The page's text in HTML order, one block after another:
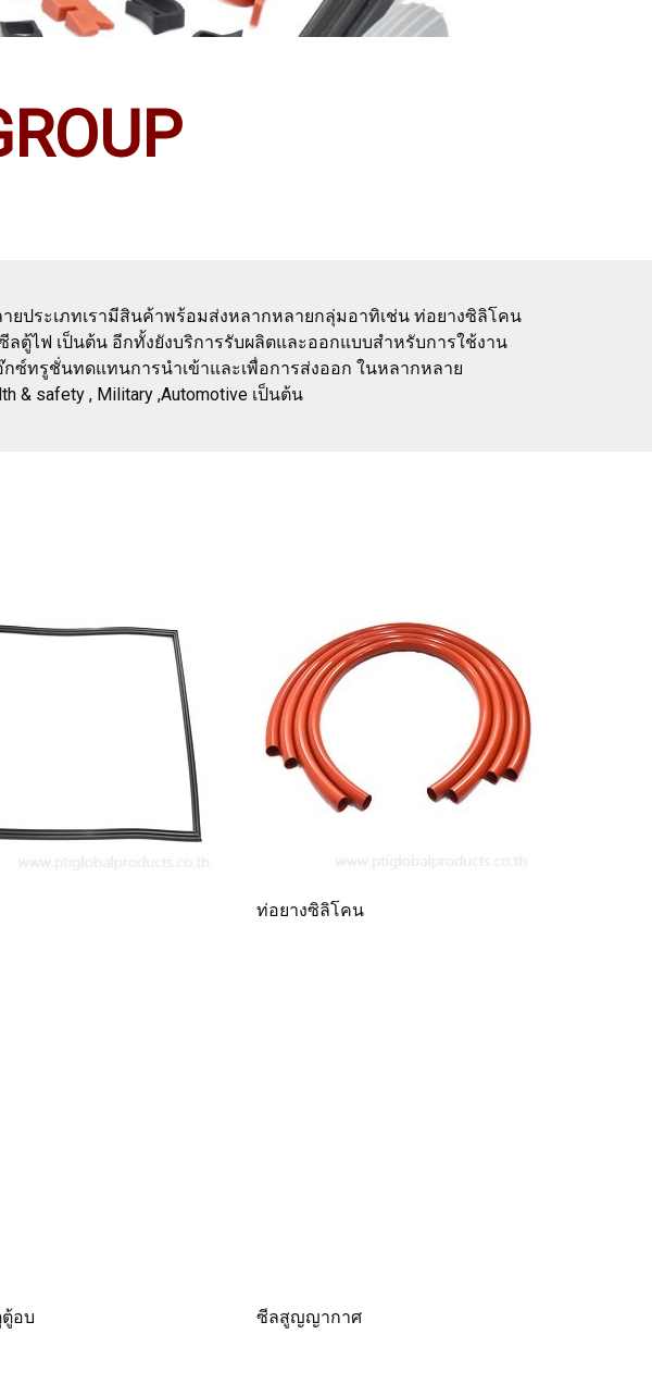
ประเภทเรามีสินค้าพร้อมส่งหลากหลายกลุ่มอาทิเช่น ท่อยางซิลิโคน
ตู้ไฟ เป็นต้น อีกทั้งยังบริการรับผลิตและออกแบบสำหรับการใช้งาน
ซ์ทรูชั่นทดแทนการนำเข้าและเพื่อการส่งออก ในหลากหลาย
& safety , Military ,Automotive เป็นต้น
ท่อยางซิลิโคน
อบ ซีลสูญญากาศ